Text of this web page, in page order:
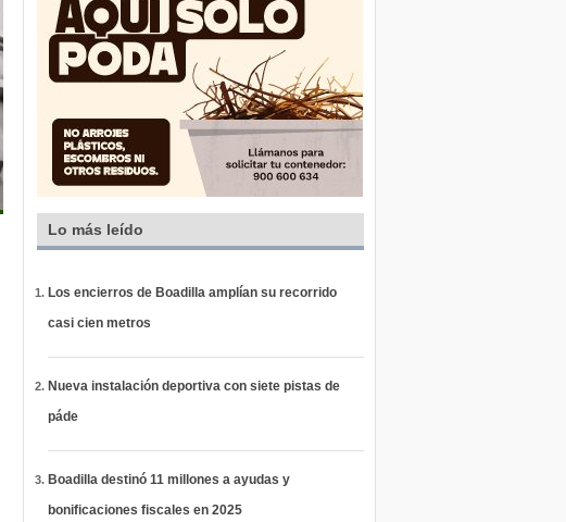
Lo más leído
Los encierros de Boadilla amplían su recorrido
casi cien metros
Nueva instalación deportiva con siete pistas de
páde
Boadilla destinó 11 millones a ayudas y
bonificaciones fiscales en 2025